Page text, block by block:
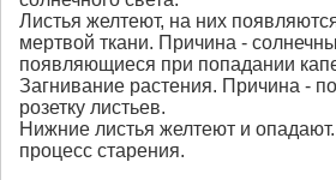
Листья желтеют, на них
мертвой ткани. Причина -
появляющиеся при попадании
Загнивание растения. Причина -
розетку листьев.
Нижние листья желтеют и
процесс старения.